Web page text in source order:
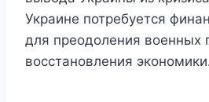
Украине потребуется
для преодоления военных
восстановления